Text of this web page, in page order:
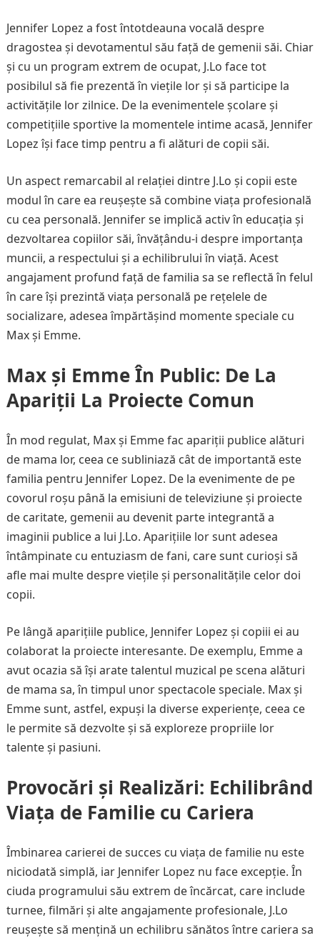
Jennifer Lopez a fost întotdeauna vocală despre
dragostea și devotamentul său față de gemenii săi. Chiar
și cu un program extrem de ocupat, J.Lo face tot
posibilul să fie prezentă în viețile lor și să participe la
activitățile lor zilnice. De la evenimentele școlare și
competițiile sportive la momentele intime acasă, Jennifer
Lopez își face timp pentru a fi alături de copii săi.
Un aspect remarcabil al relației dintre J.Lo și copii este
modul în care ea reușește să combine viața profesională
cu cea personală. Jennifer se implică activ în educația și
dezvoltarea copiilor săi, învățându-i despre importanța
muncii, a respectului și a echilibrului în viață. Acest
angajament profund față de familia sa se reflectă în felul
în care își prezintă viața personală pe rețelele de
socializare, adesea împărtășind momente speciale cu
Max și Emme.
Max și Emme În Public: De La
Apariții La Proiecte Comun
În mod regulat, Max și Emme fac apariții publice alături
de mama lor, ceea ce subliniază cât de importantă este
familia pentru Jennifer Lopez. De la evenimente de pe
covorul roșu până la emisiuni de televiziune și proiecte
de caritate, gemenii au devenit parte integrantă a
imaginii publice a lui J.Lo. Aparițiile lor sunt adesea
întâmpinate cu entuziasm de fani, care sunt curioși să
afle mai multe despre viețile și personalitățile celor doi
copii.
Pe lângă aparițiile publice, Jennifer Lopez și copiii ei au
colaborat la proiecte interesante. De exemplu, Emme a
avut ocazia să își arate talentul muzical pe scena alături
de mama sa, în timpul unor spectacole speciale. Max și
Emme sunt, astfel, expuși la diverse experiențe, ceea ce
le permite să dezvolte și să exploreze propriile lor
talente și pasiuni.
Provocări și Realizări: Echilibrând
Viața de Familie cu Cariera
Îmbinarea carierei de succes cu viața de familie nu este
niciodată simplă, iar Jennifer Lopez nu face excepție. În
ciuda programului său extrem de încărcat, care include
turnee, filmări și alte angajamente profesionale, J.Lo
reușește să mențină un echilibru sănătos între cariera sa